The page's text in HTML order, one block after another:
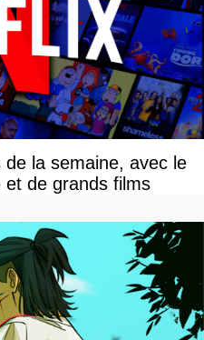
la semaine, avec le
et de grands films